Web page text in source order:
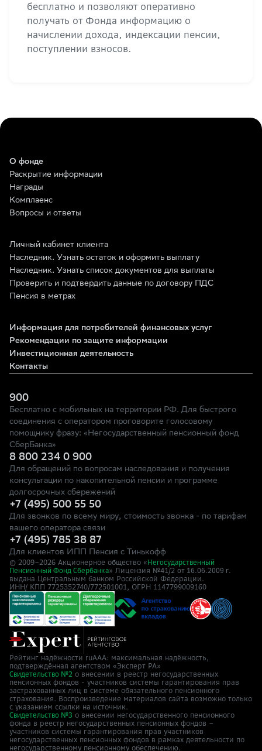
бесплатно и позволяют оперативно
получать от Фонда информацию о
начислении дохода, индексации пенсии,
поступлении взносов.
О фонде
Раскрытие информации
Награды
Комплаенс
Вопросы и ответы
Личный кабинет клиента
Наследник. Узнать остаток и оформить выплату
Наследник. Узнать список документов для выплаты
Проверить и подтвердить данные по договору ПДС
Пенсия в метрах
Информация для потребителей финансовых услуг
Рекомендации по защите информации
Инвестиционная деятельность
Контакты
900
Бесплатно с мобильных на территории РФ. Для быстрого
соединения с оператором проговорите голосовому
помощнику фразу: «Негосударственный пенсионный фонд
СберБанка»
8 800 234 0 900
Для обращений по вопросам наследования и получения
консультации по накопительной пенсии и программе
долгосрочных сбережений
+7 (495) 500 55 50
Для звонков по всему миру, стоимость звонка - по тарифам
вашего оператора связи
+7 (495) 785 38 87
Для клиентов ИПП Пенсия с Тинькофф
© 2009–2026 Акционерное общество « Негосударственный
Пенсионный Фонд Сбербанка» Лицензия №41/2 от 16.06.2009 г.
выдана Центральным банком Российской Федерации.
ИНН/ КПП 7725352740/772501001, ОГРН 1147799009160
Рейтинг надёжности ruAAA: максимальная надёжность,
подтверждённая агентством «Эксперт РА»
Свидетельство №2 о внесении в реестр негосударственных
пенсионных фондов - участников системы гарантирования прав
застрахованных лиц в системе обязательного пенсионного
страхования. Воспроизведение материалов сайта возможно только
с указанием ссылки на источник.
Свидетельство №3 о внесении негосударственного пенсионного
фонда в реестр негосударственных пенсионных фондов –
участников системы гарантирования прав участников
негосударственных пенсионных фондов в рамках деятельности по
негосударственному пенсионному обеспечению.